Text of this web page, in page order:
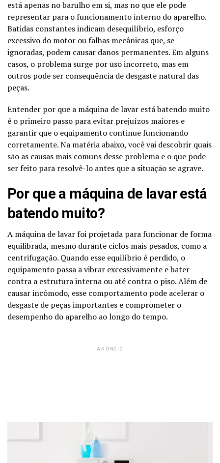
está apenas no barulho em si, mas no que ele pode
representar para o funcionamento interno do aparelho.
Batidas constantes indicam desequilíbrio, esforço
excessivo do motor ou falhas mecânicas que, se
ignoradas, podem causar danos permanentes. Em alguns
casos, o problema surge por uso incorreto, mas em
outros pode ser consequência de desgaste natural das
peças.
Entender por que a máquina de lavar está batendo muito
é o primeiro passo para evitar prejuízos maiores e
garantir que o equipamento continue funcionando
corretamente. Na matéria abaixo, você vai descobrir quais
são as causas mais comuns desse problema e o que pode
ser feito para resolvê-lo antes que a situação se agrave.
Por que a máquina de lavar está
batendo muito?
A máquina de lavar foi projetada para funcionar de forma
equilibrada, mesmo durante ciclos mais pesados, como a
centrifugação. Quando esse equilíbrio é perdido, o
equipamento passa a vibrar excessivamente e bater
contra a estrutura interna ou até contra o piso. Além de
causar incômodo, esse comportamento pode acelerar o
desgaste de peças importantes e comprometer o
desempenho do aparelho ao longo do tempo.
ANÚNCIO